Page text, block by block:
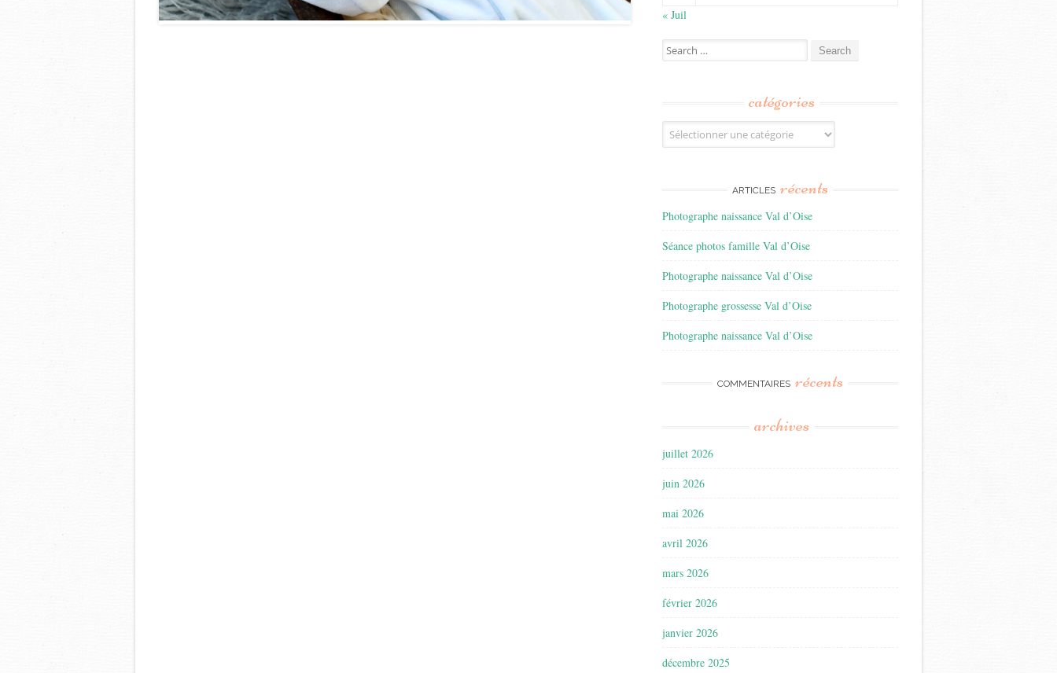
« Juil
Search
for:
catégories
Catégories
ARTICLES récents
Photographe naissance Val d’Oise
Séance photos famille Val d’Oise
Photographe naissance Val d’Oise
Photographe grossesse Val d’Oise
Photographe naissance Val d’Oise
COMMENTAIRES récents
archives
juillet 2026
juin 2026
mai 2026
avril 2026
mars 2026
février 2026
janvier 2026
décembre 2025